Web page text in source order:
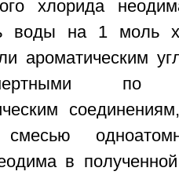
хлорида
воды на 1 моль
ароматическим
по
в